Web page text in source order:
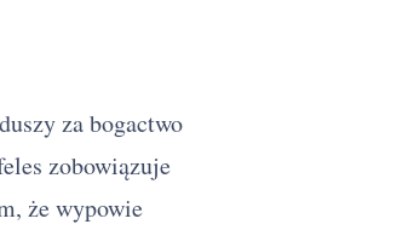
za bogactwo
zobowiązuje
że wypowie